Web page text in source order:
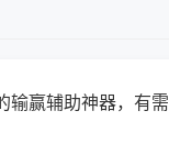
输赢辅助神器，有需